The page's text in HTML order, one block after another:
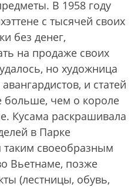
В 1958 году
с тысячей своих
без денег,
на продаже своих
но художница
и статей
больше, чем о короле
Кусама раскрашивала
в Парке
таким своеобразным
Вьетнаме, позже
(лестницы, обувь,